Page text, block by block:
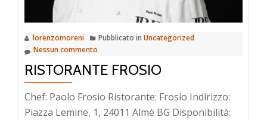
lorenzomoreni Pubblicato in Uncategorized
Nessun commento
RISTORANTE FROSIO
Chef: Paolo Frosio Ristorante: Frosio Indirizzo:
Piazza Lemine, 1, 24011 Almè BG Disponibilità: